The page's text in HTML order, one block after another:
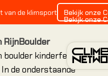
van de klimsport Bekijk onze
Bekijk onze
boulder kinderfeestje
de onderstaande